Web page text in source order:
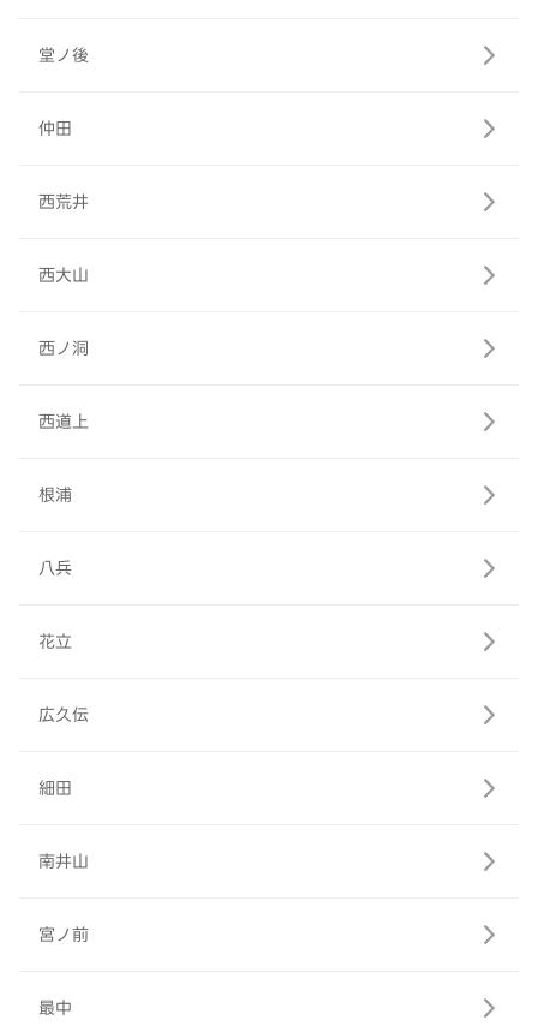
堂ノ後
仲田
西荒井
西大山
西ノ洞
西道上
根浦
八兵
花立
広久伝
細田
南井山
宮ノ前
最中